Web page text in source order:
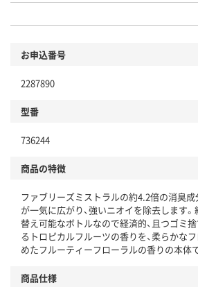
お申込番号
2287890
型番
736244
商品の特徴
ファブリーズミストラルの約4.2倍の消臭成
が一気に広がり、強いニオイを除去します
替え可能なボトルなので経済的、且つゴミ
るトロピカルフルーツの香りを、柔らかな
めたフルーティーフローラルの香りの本体で
商品仕様